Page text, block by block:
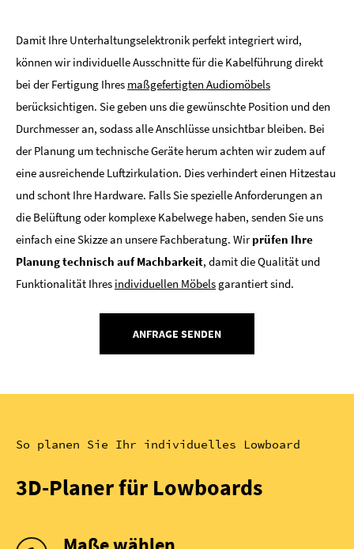
Damit Ihre Unterhaltungselektronik perfekt integriert wird,
können wir individuelle Ausschnitte für die Kabelführung direkt
bei der Fertigung Ihres maßgefertigten Audiomöbels
berücksichtigen. Sie geben uns die gewünschte Position und den
Durchmesser an, sodass alle Anschlüsse unsichtbar bleiben. Bei
der Planung um technische Geräte herum achten wir zudem auf
eine ausreichende Luftzirkulation. Dies verhindert einen Hitzestau
und schont Ihre Hardware. Falls Sie spezielle Anforderungen an
die Belüftung oder komplexe Kabelwege haben, senden Sie uns
einfach eine Skizze an unsere Fachberatung. Wirprüfen Ihre
Planung technisch auf Machbarkeit, damit die Qualität und
Funktionalität Ihres individuellen Möbels garantiert sind.
ANFRAGE SENDEN
So planen Sie Ihr individuelles Lowboard
3D-Planer für Lowboards